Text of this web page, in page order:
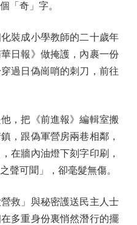
「奇」字。
成小學教師的二十歲年
日報》做掩護，內裹一份
過日偽崗哨的刺刀，前往
把《前進報》編輯室搬
，跟偽軍營房兩巷相鄰，
在牆內油燈下刻字印刷，
聲可聞」，卻毫髮無傷。
」與秘密護送民主人士
多重身份裏悄然潛行的擺